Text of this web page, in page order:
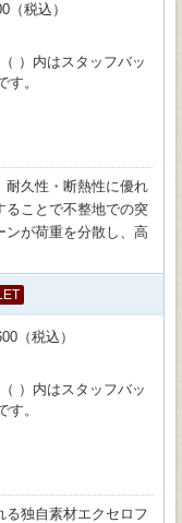
（税込）
）内はスタッフバッ
す。
耐久性・断熱性に優れ
ることで不整地での突
ンが荷重を分散し、高
（税込）
）内はスタッフバッ
す。
る独自素材エクセロフ